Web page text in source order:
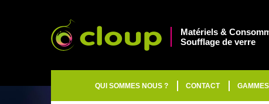
Matériels &
Soufflage de verre
QUI SOMMES NOUS ? CONTACT GAMMES